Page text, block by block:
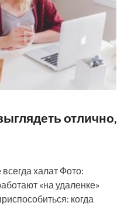
отлично,
халат Фото:
«на удаленке»
когда